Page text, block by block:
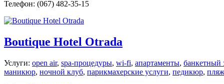
Телефон: (067) 482-35-15
Boutique Hotel Otrada
Услуги: open air, spa-процедуры, wi-fi, апартаменты, банкетный
маникюр, ночной клуб, парикмахерские услуги, педикюр, пляж